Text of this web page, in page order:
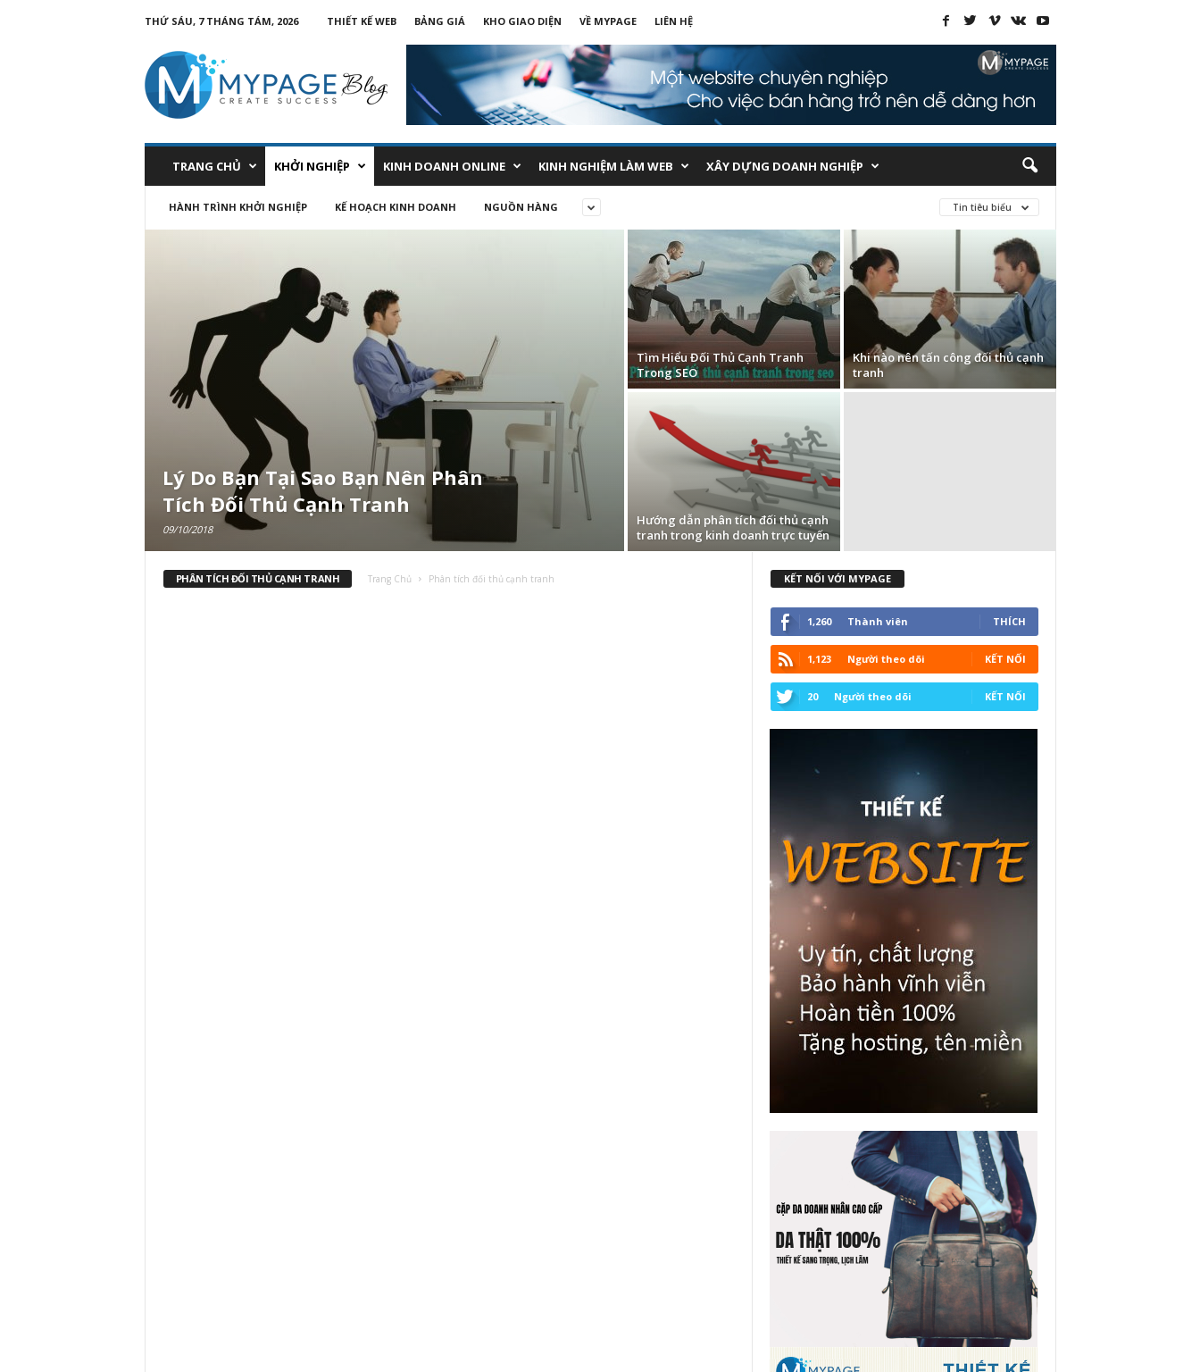
THỨ SÁU, 7 THÁNG TÁM, 2026 THIẾT KẾ WEB BẢNG GIÁ KHO GIAO DIỆN VỀ MYPAGE LIÊN HỆ
TRANG CHỦ KHỞI NGHIỆP KINH DOANH ONLINE KINH NGHIỆM LÀM WEB XÂY DỰNG DOANH NGHIỆP
HÀNH TRÌNH KHỞI NGHIỆP KẾ HOẠCH KINH DOANH NGUỒN HÀNG Tin tiêu biểu
Lý Do Bạn Tại Sao Bạn Nên Phân
Tích Đối Thủ Cạnh Tranh
09/10/2018
Tìm Hiểu Đối Thủ Cạnh Tranh
Trong SEO
Khi nào nên tấn công đối thủ cạnh
tranh
Hướng dẫn phân tích đối thủ cạnh
tranh trong kinh doanh trực tuyến
PHÂN TÍCH ĐỐI THỦ CẠNH TRANH Trang Chủ Phân tích đối thủ cạnh tranh KẾT NỐI VỚI MYPAGE
1,260 Thành viên THÍCH
1,123 Người theo dõi KẾT NỐI
20 Người theo dõi KẾT NỐI